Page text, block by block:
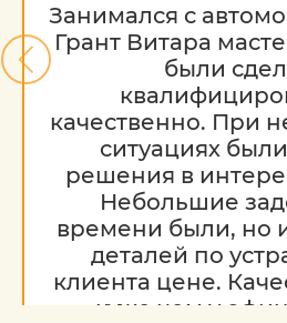
Занимался с
Грант Витара
были
качественно. При
ситуациях
решения в
Небольшие
времени были, но
деталей по
клиента цене.
хуже чем у